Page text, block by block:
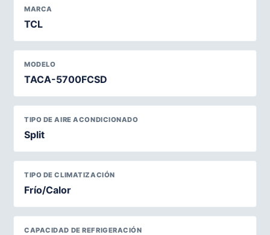
MARCA
TCL
MODELO
TACA-5700FCSD
TIPO DE AIRE ACONDICIONADO
Split
TIPO DE CLIMATIZACIÓN
Frío/Calor
CAPACIDAD DE REFRIGERACIÓN